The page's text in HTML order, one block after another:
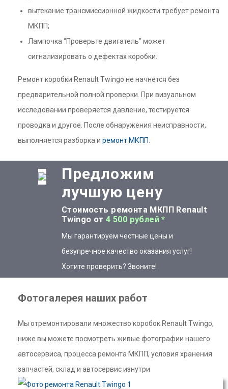
вытекание трансмиссионной жидкости требует ремонта
МКПП;
Лампочка “Проверьте двигатель” может
сигнализировать о дефектах коробки.
Ремонт коробки Renault Twingo не начнется без
предварительной полной проверки. При визуальном
исследовании проверяется давление, тестируется
проводка и другое. После обнаружения неисправности,
выполняется разборка и ремонт МКПП
Предложим
лучшую цену
Стоимость ремонта МКПП Renault
Twingo от4 500 рублей *
Мы гарантируем честные цены и
безупречное качество оказания услуг!
Хотите проверить? Звоните!
Фотогалерея наших работ
Мы отремонтировали множество коробок Renault Twingo,
ниже вы можете посмотреть живые фотографии нашего
автосервиса, процесса ремонта МКПП, условия хранения
запчастей, склад и автосервис изнутри